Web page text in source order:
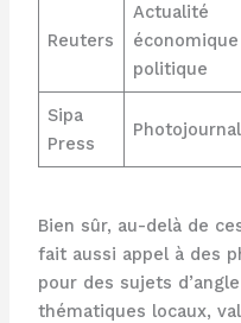
Reuters
Actualité
politique
Sipa
Press
Bien sûr, au-delà de
fait aussi appel à des
pour des sujets
thématiques locaux,